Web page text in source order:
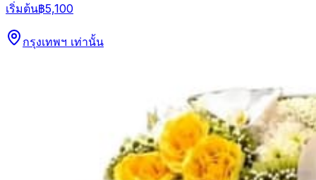
เริ่มต้น฿5,100
กรุงเทพฯ เท่านั้น